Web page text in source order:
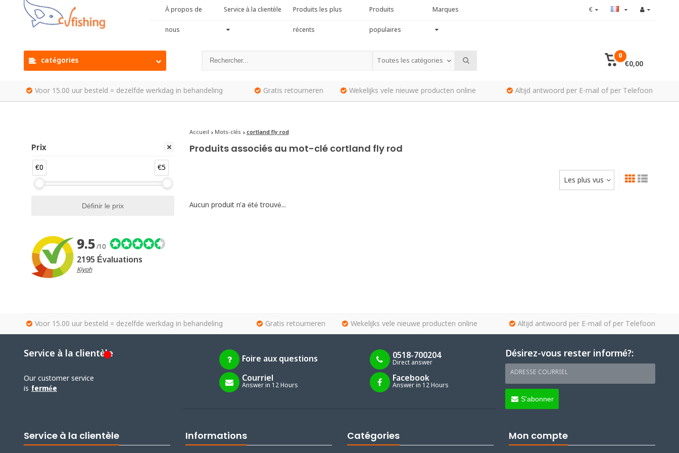
À propos de
nous
Service à la clientèle Produits les plus
récents
Produits
populaires
Marques €
catégories Toutes les catégories
0
€0,00
Voor 15.00 uur besteld = dezelfde werkdag in behandeling Gratis retourneren Wekelijks vele nieuwe producten online Altijd antwoord per E-mail of per Telefoon
Prix
€0 €5
9.5/10
2195 Évaluations
Kiyoh
Accueil Mots-clés cortland fly rod
Produits associés au mot-clé cortland fly rod
Les plus vus
Aucun produit n'a été trouvé...
Voor 15.00 uur besteld = dezelfde werkdag in behandeling Gratis retourneren Wekelijks vele nieuwe producten online Altijd antwoord per E-mail of per Telefoon
Service à la clientèle
Our customer service
is fermée
Foire aux questions 0518-700204
Direct answer
Courriel
Answer in 12 Hours
Facebook
Answer in 12 Hours
Désirez-vous rester informé?:
ADRESSE COURRIEL
S'abonner
Service à la clientèle Informations Catégories Mon compte